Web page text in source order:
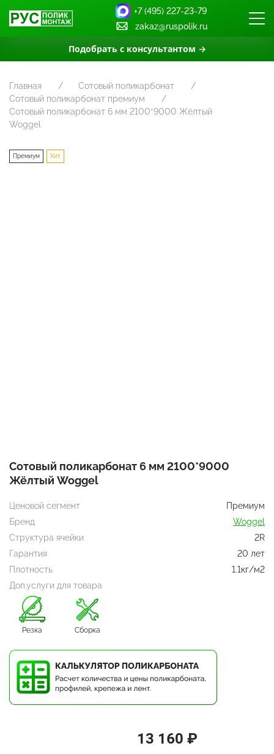
Подобрать с консультантом →
+7 (495) 227-23-79
zakaz@ruspolik.ru
Главная
Сотовый поликарбонат
Сотовый поликарбонат премиум
Сотовый поликарбонат 6 мм 2100*9000 Жёлтый
Woggel
Премиум Хит
Сотовый поликарбонат 6 мм 2100*9000
Жёлтый Woggel
Ценовой сегмент
Премиум
Бренд
Woggel
Структура ячейки
2R
Гарантия
20 лет
Плотность
1.1кг/м2
Доп.услуги для товара
Резка Сборка
13 160 ₽